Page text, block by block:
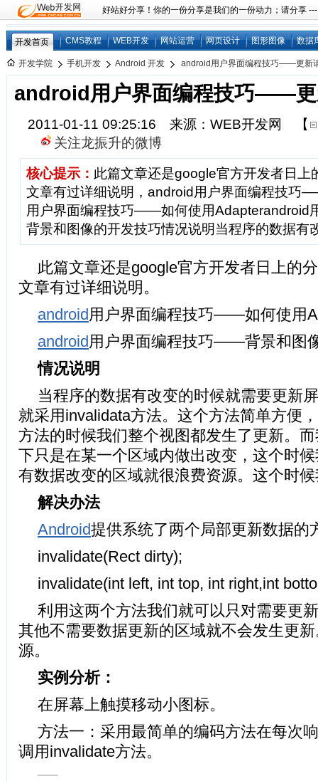
好站好分享！你的一份分享是我们的一份动力；请分享
开发首页 CMS教程 WEB开发 网站运营 网页设计 图形图像 数据
开发学院 手机开发 Android 开发 android用户界面编程技巧——更新
android用户界面编程技巧——更
2011-01-11 09:25:16 来源：WEB开发网
【
关注龙振升的微博
核心提示： 此篇文章还是google官方开发者日上
文章有过详细说明，android用户界面编程技巧
用户界面编程技巧——如何使用
背景和图像的开发技巧情况说明当程序的数据有
此篇文章还是google官方开发者日上的
文章有过详细说明。
android用户界面编程技巧——如何使用
android用户界面编程技巧——背景和图
情况说明
当程序的数据有改变的时候就需要更新
就采用invalidata方法。这个方法简单方便
方法的时候我们整个视图都发生了更新。
下只是在某一个区域内做出改变，这个时
有数据改变的区域就很浪费资源。这个时
解决办法
Android提供系统了两个局部更新数据的
invalidate(Rect dirty);
invalidate(int left, int top, int right,int
利用这两个方法我们就可以只对需要更
其他不需要数据更新的区域就不会发生更
源。
实例分析：
在屏幕上触摸移动小图标。
方法一：采用最简单的编码方法在每次
调用invalidate方法。